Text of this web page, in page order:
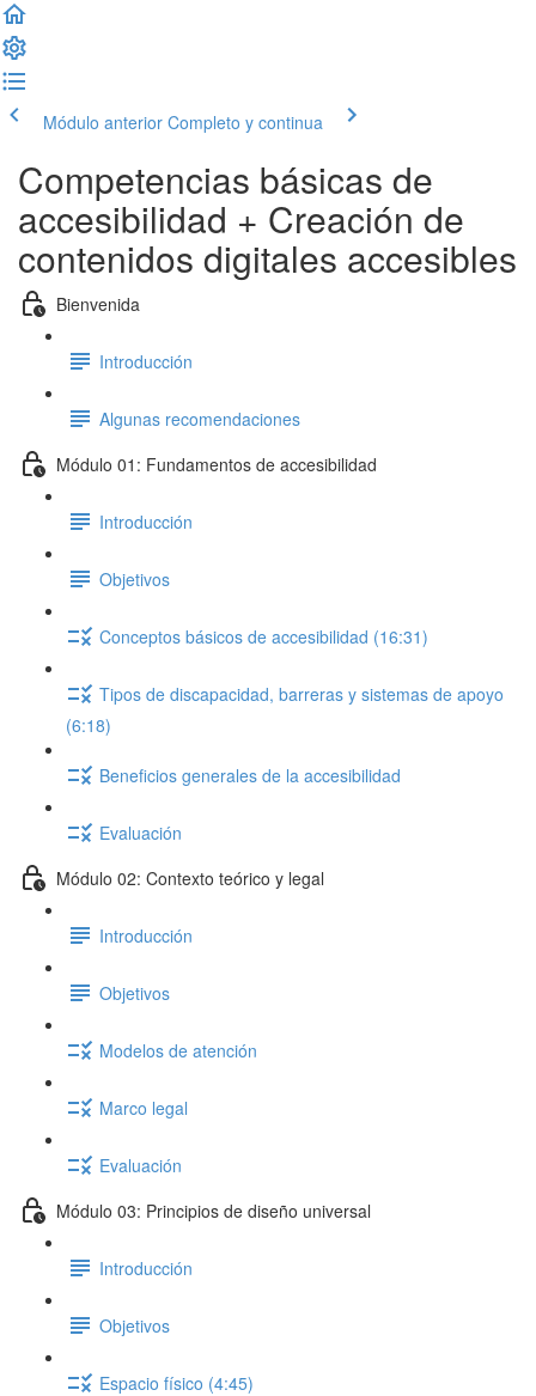
Módulo anterior Completo y continua
Competencias básicas de
accesibilidad + Creación de
contenidos digitales accesibles
Bienvenida
Introducción
Algunas recomendaciones
Módulo 01: Fundamentos de accesibilidad
Introducción
Objetivos
Conceptos básicos de accesibilidad (16:31)
Tipos de discapacidad, barreras y sistemas de apoyo
(6:18)
Beneficios generales de la accesibilidad
Evaluación
Módulo 02: Contexto teórico y legal
Introducción
Objetivos
Modelos de atención
Marco legal
Evaluación
Módulo 03: Principios de diseño universal
Introducción
Objetivos
Espacio físico (4:45)